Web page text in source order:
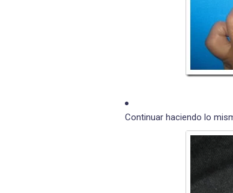
Continuar haciendo lo